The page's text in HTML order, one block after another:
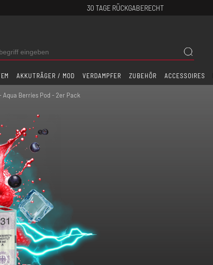
30 TAGE RÜCKGABERECHT
AKKUTRÄGER / MOD VERDAMPFER ZUBEHÖR ACCESSOIRES
Aqua Berries Pod - 2er Pack